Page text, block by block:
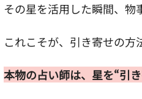
その星を活用した瞬間、物
これこそが、引き寄せの方
本物の占い師は、星を“引